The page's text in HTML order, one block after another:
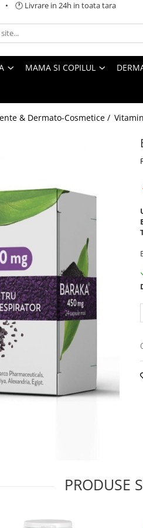
• 🕐 Livrare in 24h in toata tara
MAMA SI COPILUL
& Dermato-Cosmetice /
PRODUSE